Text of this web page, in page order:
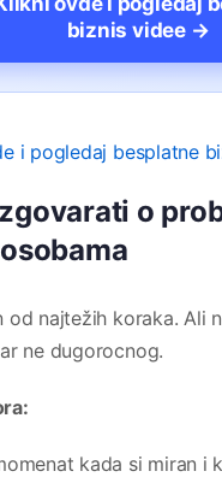
biznis videe →
i pogledaj besplatne
o
od najtežih koraka. Ali
ne dugorocnog.
kada si miran i